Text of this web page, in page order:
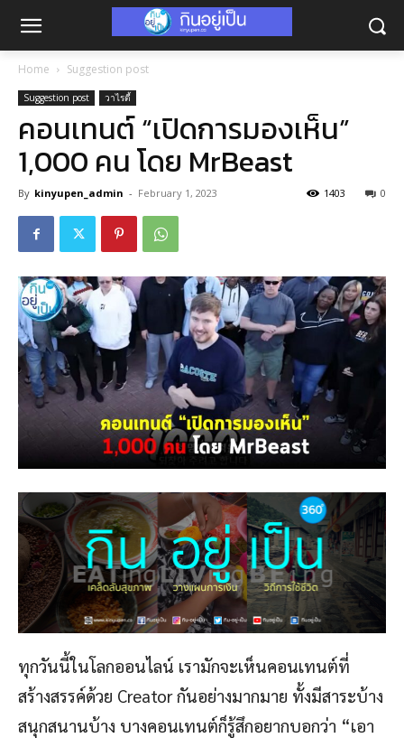
Home Suggestion post
Suggestion post วาไรตี้
คอนเทนต์ “เปิดการมองเห็น”
1,000 คน โดย MrBeast
By kinyupen_admin - February 1, 2023 0
1403
ทุกวันนี้ในโลกออนไลน์ เรามักจะเห็นคอนเทนต์ที่
สร้างสรรค์ด้วย Creator กันอย่างมากมาย ทั้งมีสาระบ้าง
สนุกสนานบ้าง บางคอนเทนต์ก็รู้สึกอยากบอกว่า “เอา